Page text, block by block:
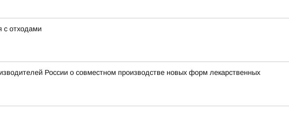
с отходами
России о совместном производстве новых форм лекарственных